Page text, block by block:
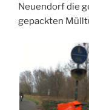
Neuendorf die
gepackten